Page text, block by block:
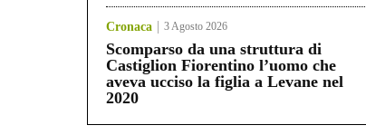
Cronaca 3 Agosto 2026
Scomparso da una struttura di
Castiglion Fiorentino l’uomo che
aveva ucciso la figlia a Levane nel
2020